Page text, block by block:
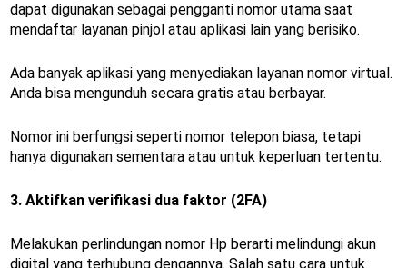
dapat digunakan sebagai pengganti nomor utama saat
mendaftar layanan pinjol atau aplikasi lain yang berisiko.
Ada banyak aplikasi yang menyediakan layanan nomor virtual.
Anda bisa mengunduh secara gratis atau berbayar.
Nomor ini berfungsi seperti nomor telepon biasa, tetapi
hanya digunakan sementara atau untuk keperluan tertentu.
3. Aktifkan verifikasi dua faktor (2FA)
Melakukan perlindungan nomor Hp berarti melindungi akun
digital yang terhubung dengannya. Salah satu cara untuk